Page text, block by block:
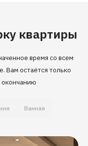
квартиры
время со всем
Вам остаётся только
окончанию
Ванная